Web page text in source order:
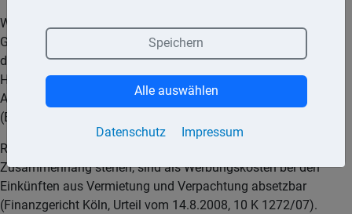
Wird ein technisch und wirtschaftlich noch nicht abgenutztes
Gebäude mit der Absicht erworben, es später abzureißen, sind
die Abbruchkosten und der Restwert des Gebäudes
Herstellungskosten des Neubaus. Damit ist der sofortige
Abzug der Abrisskosten als Werbungskosten ausgeschlossen
(Bundesfinanzhof, Urteil vom 13.04.2010, IX R 16/09).
Rechtsanwaltskosten die mit einer Vermietungstätigkeit im
Zusammenhang stehen, sind als Werbungskosten bei den
Einkünften aus Vermietung und Verpachtung absetzbar
(Finanzgericht Köln, Urteil vom 14.8.2008, 10 K 1272/07).
Datenschutz Impressum
Speichern
Alle auswählen